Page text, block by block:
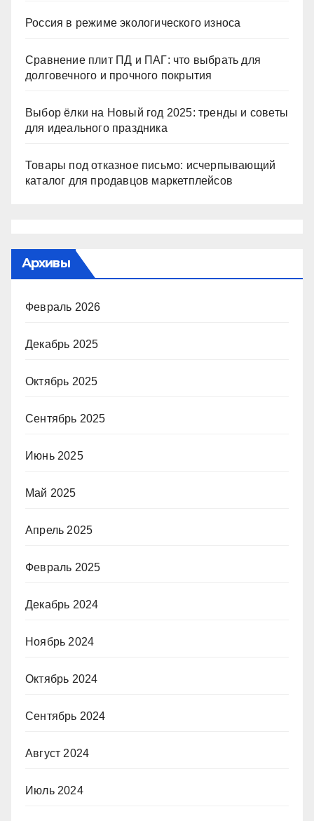
Россия в режиме экологического износа
Сравнение плит ПД и ПАГ: что выбрать для
долговечного и прочного покрытия
Выбор ёлки на Новый год 2025: тренды и советы
для идеального праздника
Товары под отказное письмо: исчерпывающий
каталог для продавцов маркетплейсов
Архивы
Февраль 2026
Декабрь 2025
Октябрь 2025
Сентябрь 2025
Июнь 2025
Май 2025
Апрель 2025
Февраль 2025
Декабрь 2024
Ноябрь 2024
Октябрь 2024
Сентябрь 2024
Август 2024
Июль 2024